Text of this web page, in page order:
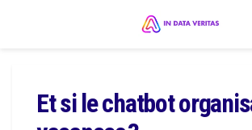
Et si le chatbot